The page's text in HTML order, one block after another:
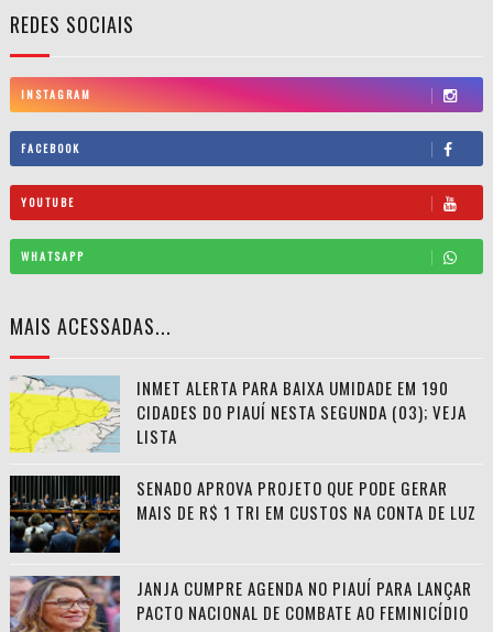
REDES SOCIAIS
INSTAGRAM
FACEBOOK
YOUTUBE
WHATSAPP
MAIS ACESSADAS...
INMET ALERTA PARA BAIXA UMIDADE EM 190
CIDADES DO PIAUÍ NESTA SEGUNDA (03); VEJA
LISTA
SENADO APROVA PROJETO QUE PODE GERAR
MAIS DE R$ 1 TRI EM CUSTOS NA CONTA DE LUZ
JANJA CUMPRE AGENDA NO PIAUÍ PARA LANÇAR
PACTO NACIONAL DE COMBATE AO FEMINICÍDIO